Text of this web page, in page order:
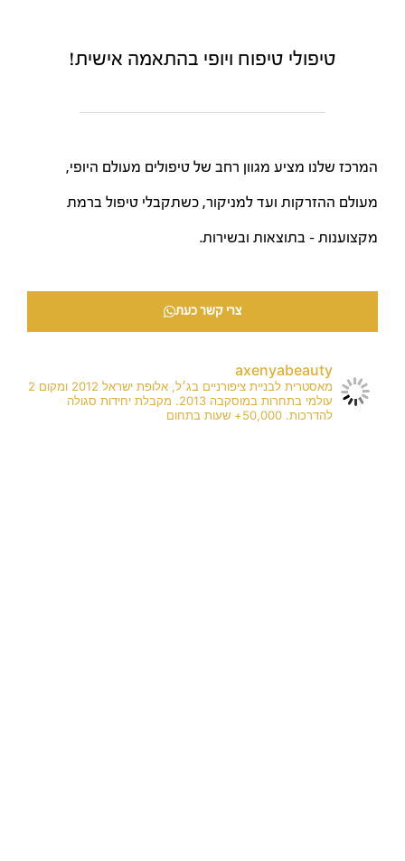
טיפולי טיפוח ויופי בהתאמה אישית!
המרכז שלנו מציע מגוון רחב של טיפולים מעולם היופי,
מעולם ההזרקות ועד למניקור, כשתקבלי טיפול ברמת
מקצוענות – בתוצאות ובשירות.
צרי קשר כעת
axenyabeauty
מאסטרית לבניית ציפורניים בג׳ל, אלופת ישראל 2012 ומקום 2
עולמי בתחרות במוסקבה 2013. מקבלת יחידות סגולה
להדרכות. 50,000+ שעות בתחום